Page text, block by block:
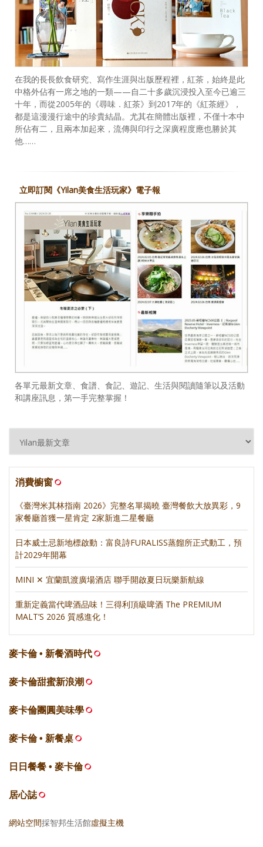
在我的長長飲食研究、寫作生涯與出版歷程裡，紅茶，始終是此
中格外佔有一席之地的一類——自二十多歲沉浸投入至今已逾三
十年，而從2005年的《尋味．紅茶》到2017年的《紅茶經》，
都是這漫漫行途中的珍貴結晶。尤其在簡體出版裡，不僅十本中
所佔有二，且兩本加起來，流傳與印行之深廣程度應也勝於其
他……
立即訂閱《Yilan美食生活玩家》電子報
各單元最新文章、食譜、食記、遊記、生活與閱讀隨筆以及活動
和講座訊息，第一手完整掌握！
消費櫥窗
《臺灣米其林指南 2026》完整名單揭曉 臺灣餐飲大放異彩，9
家餐廳首獲一星肯定 2家新進二星餐廳
日本威士忌新地標啟動：富良詩FURALISS蒸餾所正式動工，預
計2029年開幕
MINI ✕ 宜蘭凱渡廣場酒店 聯手開啟夏日玩樂新航線
重新定義當代啤酒品味！三得利頂級啤酒 The PREMIUM
MALT’S 2026 質感進化！
麥卡倫 • 新餐酒時代
麥卡倫甜蜜新浪潮
麥卡倫團圓美味學
麥卡倫 • 新餐桌
日日餐餐 • 麥卡倫
居心誌
網站空間採智邦生活館虛擬主機